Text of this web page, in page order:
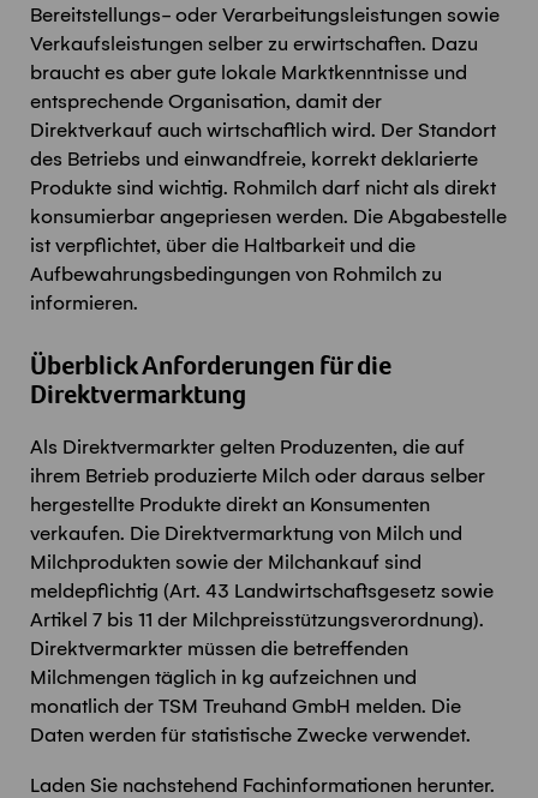
Bereitstellungs- oder Verarbeitungsleistungen sowie
Verkaufsleistungen selber zu erwirtschaften. Dazu
braucht es aber gute lokale Marktkenntnisse und
entsprechende Organisation, damit der
Direktverkauf auch wirtschaftlich wird. Der Standort
des Betriebs und einwandfreie, korrekt deklarierte
Produkte sind wichtig. Rohmilch darf nicht als direkt
konsumierbar angepriesen werden. Die Abgabestelle
ist verpflichtet, über die Haltbarkeit und die
Aufbewahrungsbedingungen von Rohmilch zu
informieren.
Überblick Anforderungen für die
Direktvermarktung
Als Direktvermarkter gelten Produzenten, die auf
ihrem Betrieb produzierte Milch oder daraus selber
hergestellte Produkte direkt an Konsumenten
verkaufen. Die Direktvermarktung von Milch und
Milchprodukten sowie der Milchankauf sind
meldepflichtig (Art. 43 Landwirtschaftsgesetz sowie
Artikel 7 bis 11 der Milchpreisstützungsverordnung).
Direktvermarkter müssen die betreffenden
Milchmengen täglich in kg aufzeichnen und
monatlich der TSM Treuhand GmbH melden. Die
Daten werden für statistische Zwecke verwendet.
Laden Sie nachstehend Fachinformationen herunter.